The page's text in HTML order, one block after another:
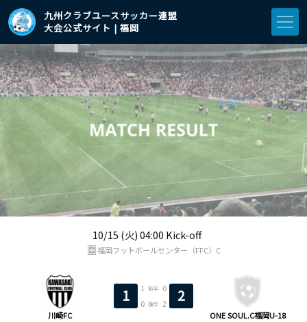
九州クラブユースサッカー連盟
大会公式サイト | 福岡
10/15 (火) 04:00 Kick-off
川崎FC
1 1 前半
0
0 後半 2 2
ONE SOUL.C福岡U-18
福岡フットボールセンター（FFC）C